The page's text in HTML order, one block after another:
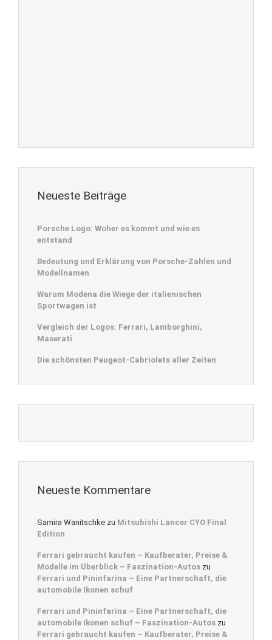
Neueste Beiträge
Porsche Logo: Woher es kommt und wie es
entstand
Bedeutung und Erklärung von Porsche-Zahlen und
Modellnamen
Warum Modena die Wiege der italienischen
Sportwagen ist
Vergleich der Logos: Ferrari, Lamborghini,
Maserati
Die schönsten Peugeot-Cabriolets aller Zeiten
Neueste Kommentare
Samira Wanitschke zu Mitsubishi Lancer CYO Final
Edition
Ferrari gebraucht kaufen – Kaufberater, Preise &
Modelle im Überblick – Faszination-Autos zu
Ferrari und Pininfarina – Eine Partnerschaft, die
automobile Ikonen schuf
Ferrari und Pininfarina – Eine Partnerschaft, die
automobile Ikonen schuf – Faszination-Autos zu
Ferrari gebraucht kaufen – Kaufberater, Preise &